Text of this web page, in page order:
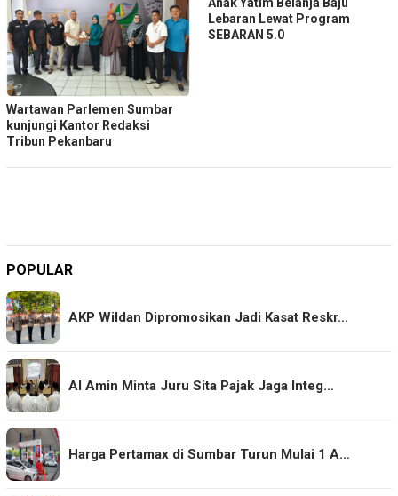
Wartawan Parlemen Sumbar
kunjungi Kantor Redaksi
Tribun Pekanbaru
Lebaran Lewat Program
SEBARAN 5.0
POPULAR
AKP Wildan Dipromosikan Jadi Kasat Reskr…
Al Amin Minta Juru Sita Pajak Jaga Integ…
Harga Pertamax di Sumbar Turun Mulai 1 A…